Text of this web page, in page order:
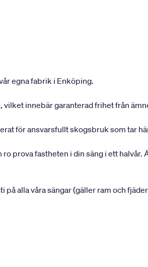
egna fabrik i Enköping.
innebär garanterad frihet från
för ansvarsfullt skogsbruk som tar
prova fastheten i din säng i ett
på alla våra sängar (gäller ram och